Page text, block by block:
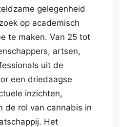
gelegenheid
op academisch
te maken. Van 25 tot
artsen,
uit de
een driedaagse
inzichten,
de rol van cannabis in
Het